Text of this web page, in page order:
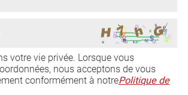
votre vie privée. Lorsque vous
nous acceptons de vous
conformément à notrePolitique de